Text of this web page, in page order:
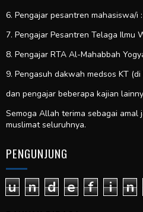
6. Pengajar pesantren mahasiswa/i
7. Pengajar Pesantren Telaga Ilmu
8. Pengajar RTA Al-Mahabbah
9. Pengasuh dakwah medsos KT
dan pengajar beberapa kajian
Semoga Allah terima sebagai amal
muslimat seluruhnya.
PENGUNJUNG
u n d e f i n